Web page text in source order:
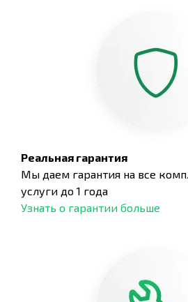
Реальная гарантия
Мы даем гарантия на все
услуги до 1 года
Узнать о гарантии больше